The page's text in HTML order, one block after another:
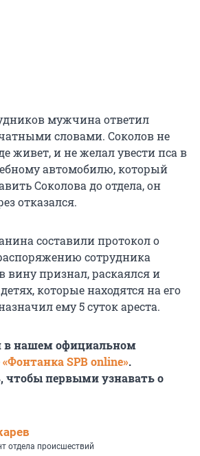
мужчина ответил
словами. Соколов не
живет, и не желал увести пса в
автомобилю, который
Соколова до отдела, он
отказался.
составили протокол о
сотрудника
вину признал, раскаялся и
которые находятся на его
ему 5 суток ареста.
в нашем официальном
«Фонтанка SPB online».
чтобы первыми узнавать о
отдела происшествий